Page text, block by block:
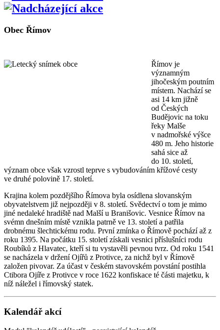
Obec Římov
Římov je
významným
jihočeským poutním
místem. Nachází se
asi 14 km jižně
od Českých
Budějovic na toku
řeky Malše
v nadmořské výšce
480 m. Jeho historie
sahá sice až
do 10. století,
význam obce však vzrostl teprve s vybudováním křížové cesty
ve druhé polovině 17. století.
Krajina kolem pozdějšího Římova byla osídlena slovanským
obyvatelstvem již nejpozději v 8. století. Svědectví o tom je mimo
jiné nedaleké hradiště nad Malší u Branišovic. Vesnice Římov na
svémn dnešním místě vznikla patrně ve 13. století a patřila
drobnému šlechtickému rodu. První zmínka o Římově pochází až z
roku 1395. Na počátku 15. století získali vesnici příslušníci rodu
Roubíků z Hlavatec, kteří si tu vystavěli pevnou tvrz. Od roku 1541
se nacházela v držení Ojířů z Protivce, za nichž byl v Římově
založen pivovar. Za účast v českém stavovském povstání postihla
Ctibora Ojíře z Protivce v roce 1622 konfiskace té části majetku, k
níž náležel i římovský statek.
Kalendář akcí